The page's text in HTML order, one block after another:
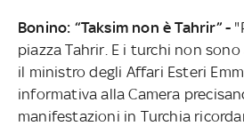
Bonino: “Taksim non è Tahrir” -
piazza Tahrir. E i turchi non
il ministro degli Affari Esteri
informativa alla Camera
manifestazioni in Turchia